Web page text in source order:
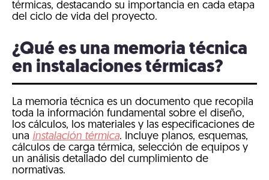
térmicas, destacando su importancia en cada etapa
del ciclo de vida del proyecto.
¿Qué es una memoria técnica
en instalaciones térmicas?
La memoria técnica es un documento que recopila
toda la información fundamental sobre el diseño,
los cálculos, los materiales y las especificaciones de
una instalación térmica. Incluye planos, esquemas,
cálculos de carga térmica, selección de equipos y
un análisis detallado del cumplimiento de
normativas.